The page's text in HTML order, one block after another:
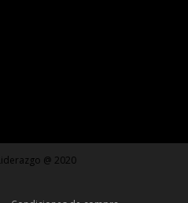
@ 2020